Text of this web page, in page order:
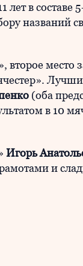
лет в составе
названий
второе место
(оба
в 10
Игорь
и